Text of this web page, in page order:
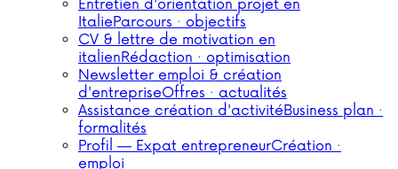
Entretien d'orientation projet en
ItalieParcours · objectifs
CV & lettre de motivation en
italienRédaction · optimisation
Newsletter emploi & création
d'entrepriseOffres · actualités
Assistance création d'activitéBusiness plan ·
formalités
Profil — Expat entrepreneurCréation ·
emploi